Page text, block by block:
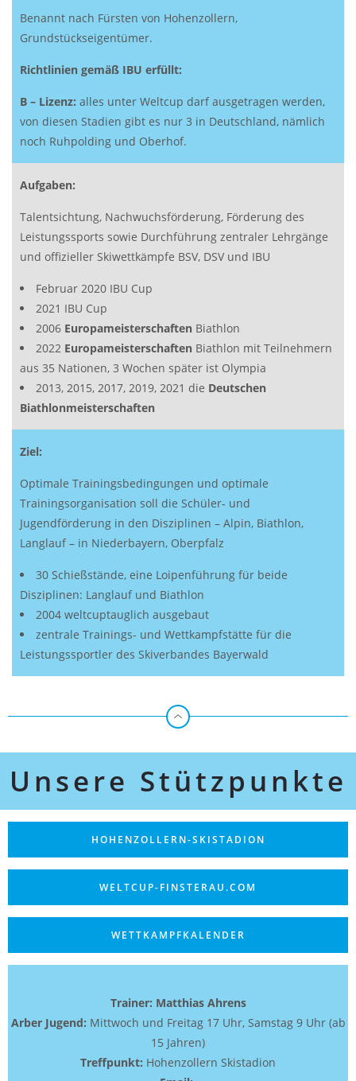
Benannt nach Fürsten von Hohenzollern,
Grundstückseigentümer.
Richtlinien gemäß IBU erfüllt:
B – Lizenz: alles unter Weltcup darf ausgetragen werden,
von diesen Stadien gibt es nur 3 in Deutschland, nämlich
noch Ruhpolding und Oberhof.
Aufgaben:
Talentsichtung, Nachwuchsförderung, Förderung des
Leistungssports sowie Durchführung zentraler Lehrgänge
und offizieller Skiwettkämpfe BSV, DSV und IBU
Februar 2020 IBU Cup
2021 IBU Cup
2006 Europameisterschaften Biathlon
2022 Europameisterschaften Biathlon mit Teilnehmern
aus 35 Nationen, 3 Wochen später ist Olympia
2013, 2015, 2017, 2019, 2021 die Deutschen
Biathlonmeisterschaften
Ziel:
Optimale Trainingsbedingungen und optimale
Trainingsorganisation soll die Schüler- und
Jugendförderung in den Disziplinen – Alpin, Biathlon,
Langlauf – in Niederbayern, Oberpfalz
30 Schießstände, eine Loipenführung für beide
Disziplinen: Langlauf und Biathlon
2004 weltcuptauglich ausgebaut
zentrale Trainings- und Wettkampfstätte für die
Leistungssportler des Skiverbandes Bayerwald
Unsere Stützpunkte
HOHENZOLLERN-SKISTADION
WELTCUP-FINSTERAU.COM
WETTKAMPFKALENDER
Trainer: Matthias Ahrens
Arber Jugend: Mittwoch und Freitag 17 Uhr, Samstag 9 Uhr (ab
15 Jahren)
Treffpunkt: Hohenzollern Skistadion